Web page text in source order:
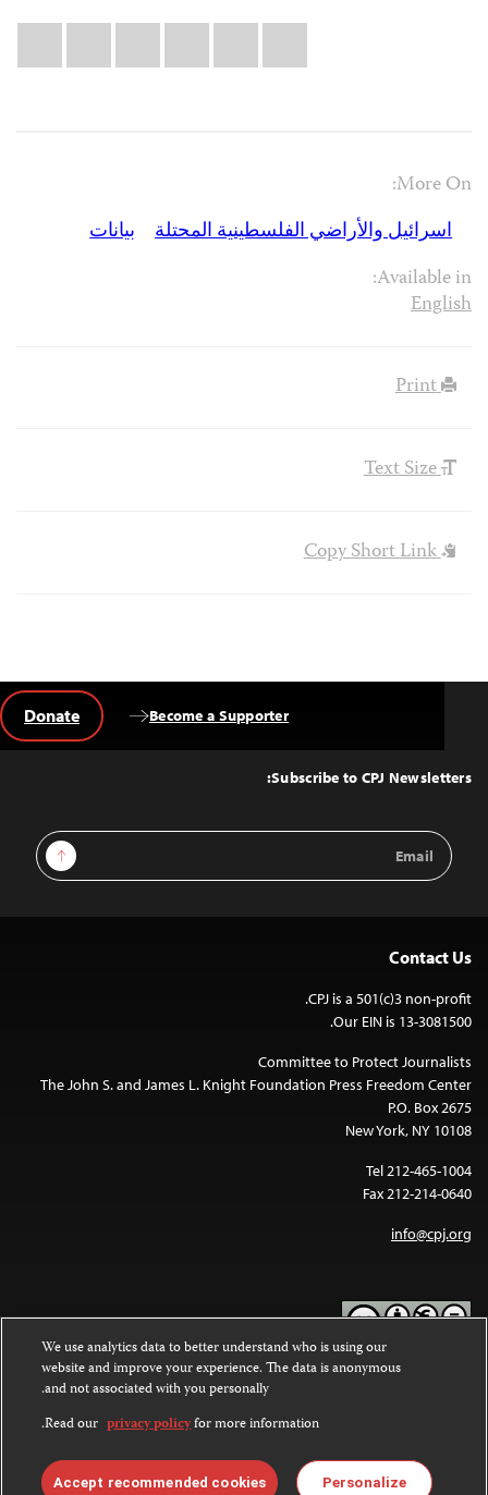
More On:
اسرائيل والأراضي الفلسطينية المحتلة
بيانات
Available in:
English
Print
Text Size
Copy Short Link
Top
Subscribe to CPJ Newsletters:
Email
Address
Sign Up
Become a Supporter
Donate
Contact Us
CPJ is a 501(c)3 non-profit.
Our EIN is 13-3081500.
Committee to Protect Journalists
The John S. and James L. Knight Foundation Press Freedom Center
P.O. Box 2675
New York, NY 10108
Tel 212-465-1004
Fax 212-214-0640
info@cpj.org
Except where noted, text on this website is licensed under a
Commons Attribution-NonCommercial-NoDerivatives 4.0
Images and other media are not covered by the Creative Commons
license. For more information about permissions, see our
.
We use analytics data to better understand who is using our
website and improve your experience. The data is anonymous
and not associated with you personally.
Read our privacy policyfor more information.
Personalize
Accept recommended cookies